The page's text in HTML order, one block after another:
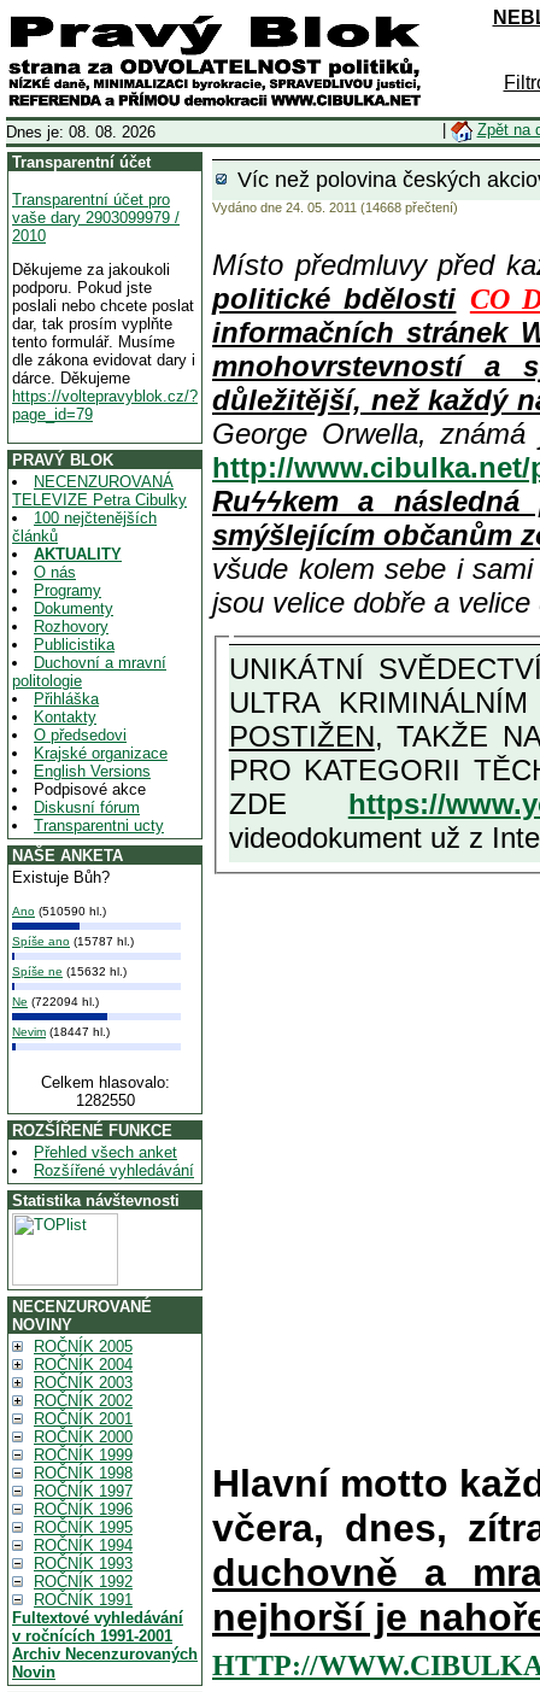
Dnes je: 08. 08. 2026
Zpět na
Transparentní účet
Transparentní účet pro
vaše dary 2903099979 /
2010
Děkujeme za jakoukoli
podporu. Pokud jste
poslali nebo chcete poslat
dar, tak prosím vyplňte
tento formulář. Musíme
dle zákona evidovat dary i
dárce. Děkujeme
https://voltepravyblok.cz/?
page_id=79
PRAVÝ BLOK
NECENZUROVANÁ
TELEVIZE Petra Cibulky
100 nejčtenějších
článků
AKTUALITY
O nás
Programy
Dokumenty
Rozhovory
Publicistika
Duchovní a mravní
politologie
Přihláška
Kontakty
O předsedovi
Krajské organizace
English Versions
Podpisové akce
Diskusní fórum
Transparentni ucty
NAŠE ANKETA
Existuje Bůh?
Ano (510590 hl.)
Spíše ano (15787 hl.)
Spíše ne (15632 hl.)
Ne (722094 hl.)
Nevim (18447 hl.)
Celkem hlasovalo:
1282550
ROZŠÍŘENÉ FUNKCE
Přehled všech anket
Rozšířené vyhledávání
Statistika návštevnosti
NECENZUROVANÉ
NOVINY
ROČNÍK 2005
ROČNÍK 2004
ROČNÍK 2003
ROČNÍK 2002
ROČNÍK 2001
ROČNÍK 2000
ROČNÍK 1999
ROČNÍK 1998
ROČNÍK 1997
ROČNÍK 1996
ROČNÍK 1995
ROČNÍK 1994
ROČNÍK 1993
ROČNÍK 1992
ROČNÍK 1991
Fultextové vyhledávání
v ročnících 1991-2001
Archiv Necenzurovaných
Novin
Víc než polovina českých
Vydáno dne 24. 05. 2011 (14668 přečtení)
Místo předmluvy před
politické bdělosti CO
informačních stránek
mnohovrstevností a
důležitější, než každý
George Orwella,
http://www.cibulka.net/
Ruϟϟkem a
smýšlejícím občanům
všude kolem sebe i
jsou velice dobře a
UNIKÁTNÍ SVĚDECTVÍ ZE SOUČASNOSTI: PŘEDSEDA VLASTIZRÁDNÉ VLÁDY KGB MIMOŘÁDNĚ DETAILNĚ O
ULTRA
POSTIŽEN, TAKŽE NA MAXIMÁLNÍ
PRO KATEGORII TĚCH VŮBEC NEJVYŠŠÍCH PROTINÁRODNÍCH A
ZDE https://
videodokument už z
Hlavní motto
včera, dnes,
duchovně a
nejhorší je
HTTP://